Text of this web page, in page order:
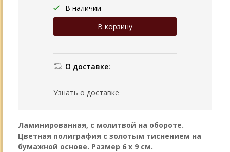
В наличии
О доставке:
Узнать о доставке
Ламинированная, с молитвой на обороте.
Цветная полиграфия с золотым тиснением на
бумажной основе. Размер 6 х 9 см.